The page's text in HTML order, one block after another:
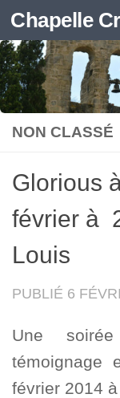
Skip to
Chapelle
NON CLASSÉ
Glorious
février à
Louis
PUBLIÉ 6
Une
témoignage
février 2014